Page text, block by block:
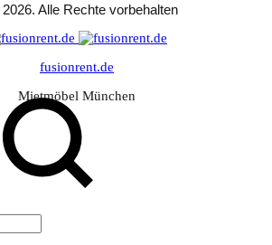
Alle Rechte vorbehalten
fusionrent.de
Mietmöbel München